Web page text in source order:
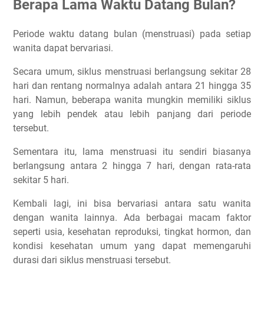
Olahraga kardio yang ringan
Latihan otot dan latihan kekuatan yang ringan
Yoga dan Pilates
Olahraga Apa Agar Haid Cepat Selesai?
Cara Olahraga Saat Haid | Lari Saat Menstruasi
Olahraga di fase menstruasi
Olahraga di fase ovulasi
Olahraga di fase luteal
Artikel Lainnya Yang Setopik
Berapa Lama Waktu Datang Bulan?
Periode waktu datang bulan (menstruasi) pada setiap
wanita dapat bervariasi.
Secara umum, siklus menstruasi berlangsung sekitar 28
hari dan rentang normalnya adalah antara 21 hingga 35
hari. Namun, beberapa wanita mungkin memiliki siklus
yang lebih pendek atau lebih panjang dari periode
tersebut.
Sementara itu, lama menstruasi itu sendiri biasanya
berlangsung antara 2 hingga 7 hari, dengan rata-rata
sekitar 5 hari.
Kembali lagi, ini bisa bervariasi antara satu wanita
dengan wanita lainnya. Ada berbagai macam faktor
seperti usia, kesehatan reproduksi, tingkat hormon, dan
kondisi kesehatan umum yang dapat memengaruhi
durasi dari siklus menstruasi tersebut.